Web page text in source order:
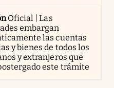
Oficial | Las
embargan
las cuentas
y bienes de todos los
y extranjeros que
este trámite